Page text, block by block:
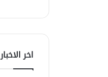
اخر الاخبار